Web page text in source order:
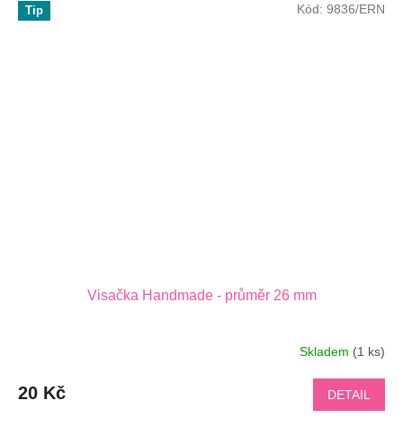
Tip
Visačka Handmade - průměr 26 mm
Skladem (1 ks)
20 Kč DETAIL
Kód: 9836/ERN